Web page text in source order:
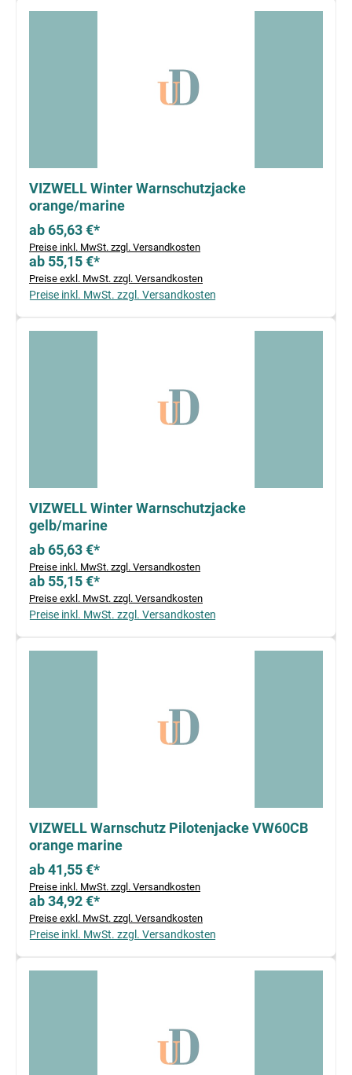
VIZWELL Winter Warnschutzjacke
orange/marine
ab 65,63 €*
Preise inkl. MwSt. zzgl. Versandkosten
ab 55,15 €*
Preise exkl. MwSt. zzgl. Versandkosten
Preise inkl. MwSt. zzgl. Versandkosten
VIZWELL Winter Warnschutzjacke
gelb/marine
ab 65,63 €*
Preise inkl. MwSt. zzgl. Versandkosten
ab 55,15 €*
Preise exkl. MwSt. zzgl. Versandkosten
Preise inkl. MwSt. zzgl. Versandkosten
VIZWELL Warnschutz Pilotenjacke VW60CB
orange marine
ab 41,55 €*
Preise inkl. MwSt. zzgl. Versandkosten
ab 34,92 €*
Preise exkl. MwSt. zzgl. Versandkosten
Preise inkl. MwSt. zzgl. Versandkosten